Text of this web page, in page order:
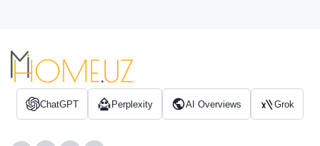
ChatGPT Perplexity AI Overviews Grok